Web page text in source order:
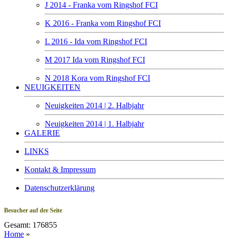
J 2014 - Franka vom Ringshof FCI
K 2016 - Franka vom Ringshof FCI
L 2016 - Ida vom Ringshof FCI
M 2017 Ida vom Ringshof FCI
N 2018 Kora vom Ringshof FCI
NEUIGKEITEN
Neuigkeiten 2014 | 2. Halbjahr
Neuigkeiten 2014 | 1. Halbjahr
GALERIE
LINKS
Kontakt & Impressum
Datenschutzerklärung
Besucher auf der Seite
Gesamt: 176855
Home »